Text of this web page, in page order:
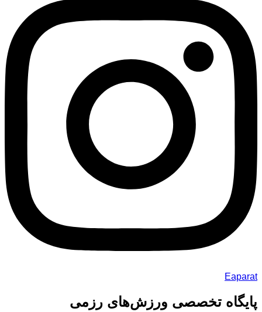
Eaparat
پایگاه تخصصی ورزش‌های رزمی